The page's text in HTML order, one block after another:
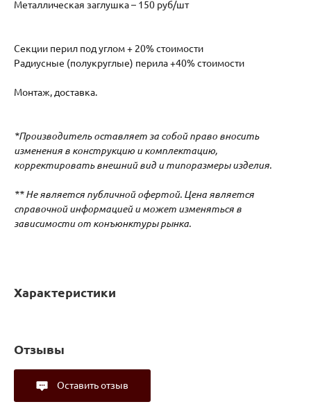
Металлическая заглушка – 150 руб/шт
Секции перил под углом + 20% стоимости
Радиусные (полукруглые) перила +40% стоимости
Монтаж, доставка.
*Производитель оставляет за собой право вносить
изменения в конструкцию и комплектацию,
корректировать внешний вид и типоразмеры изделия.
** Не является публичной офертой. Цена является
справочной информацией и может изменяться в
зависимости от конъюнктуры рынка.
Характеристики
Отзывы
Оставить отзыв